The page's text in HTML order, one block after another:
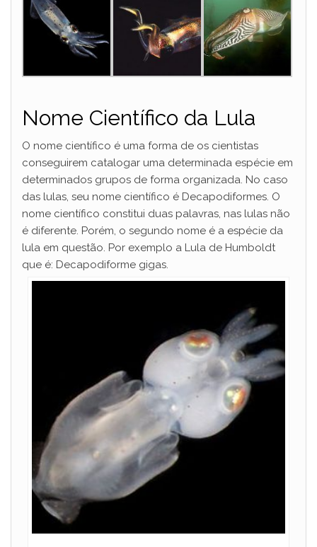
Nome Científico da Lula
O nome científico é uma forma de os cientistas
conseguirem catalogar uma determinada espécie em
determinados grupos de forma organizada. No caso
das lulas, seu nome científico é Decapodiformes. O
nome científico constitui duas palavras, nas lulas não
é diferente. Porém, o segundo nome é a espécie da
lula em questão. Por exemplo a Lula de Humboldt
que é: Decapodiforme gigas.